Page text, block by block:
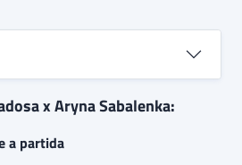
2-0”.
x Aryna Sabalenka:
a partida